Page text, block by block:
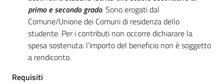
primo e secondo grado. Sono erogati dal
Comune/Unione dei Comuni di residenza dello
studente. Per i contributi non occorre dichiarare la
spesa sostenuta: l’importo del beneficio non è soggetto
a rendiconto.
Requisiti